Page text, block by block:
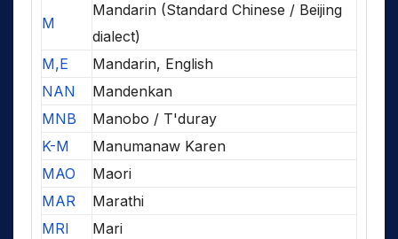
M
Mandarin (Standard Chinese / Beijing
dialect)
M,E
Mandarin, English
NAN
Mandenkan
MNB
Manobo / T'duray
K-M
Manumanaw Karen
MAO
Maori
MAR
Marathi
MRI
Mari